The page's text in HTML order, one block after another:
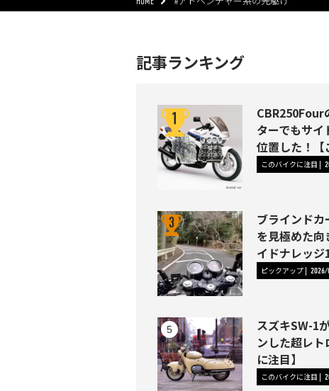
記事ランキング
CBR250Four
ターでもサ
位置した！【
このバイクに注目
ブラインド
を見極めた
イドナレッジ
ピックアップ
スズキSW-1
ンした超レ
に注目】
このバイクに注目